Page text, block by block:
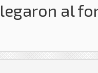
al